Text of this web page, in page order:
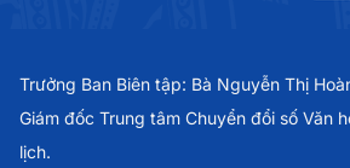
Trưởng Ban Biên tập: Bà Nguyễn Thị
Giám đốc Trung tâm Chuyển đổi số Văn
lịch.